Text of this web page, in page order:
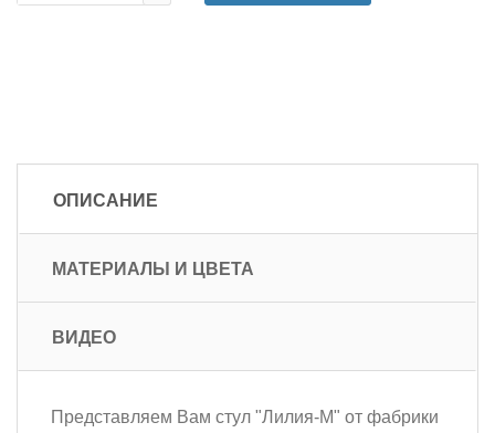
ОПИСАНИЕ
МАТЕРИАЛЫ И ЦВЕТА
ВИДЕО
Представляем Вам стул "Лилия-М" от фабрики